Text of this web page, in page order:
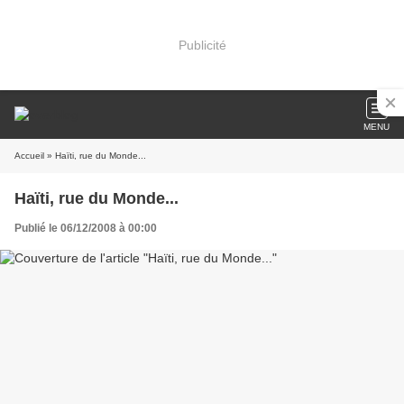
Publicité
MENU
Accueil » Haïti, rue du Monde...
Haïti, rue du Monde...
Publié le 06/12/2008 à 00:00